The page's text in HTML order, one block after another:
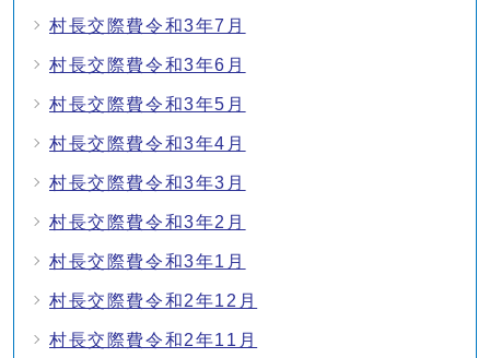
村長交際費令和3年7月
村長交際費令和3年6月
村長交際費令和3年5月
村長交際費令和3年4月
村長交際費令和3年3月
村長交際費令和3年2月
村長交際費令和3年1月
村長交際費令和2年12月
村長交際費令和2年11月